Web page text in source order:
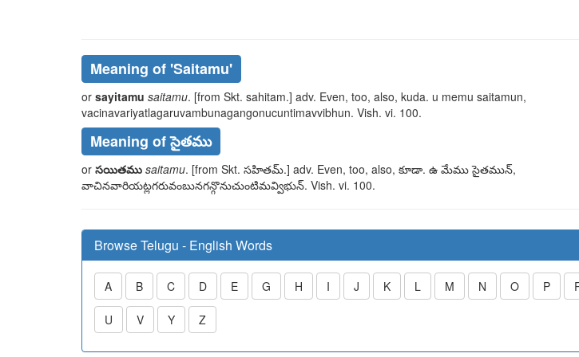
Meaning of 'saitamu'
or sayitamu saitamu. [from Skt. sahitam.] adv. Even, too, also, kuda. u memu saitamun,
vacinavariyatlagaruvambunagangonucuntimavvibhun. Vish. vi. 100.
Meaning of సైతము
or సయితము saitamu. [from Skt. సహితమ్.] adv. Even, too, also, కూడా. ఉ మేము సైతమున్,
వాచినవారియట్లగరువంబునగన్గొనుచుంటిమవ్విభున్. Vish. vi. 100.
Browse Telugu - English Words
A B C D E G H I J K L M N O P
U V Y Z